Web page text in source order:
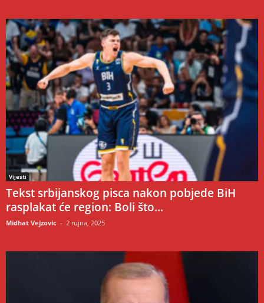
Vijesti
Tekst srbijanskog pisca nakon pobjede BiH
rasplakat će region: Boli što...
Midhat Vejzovic - 2 rujna, 2025